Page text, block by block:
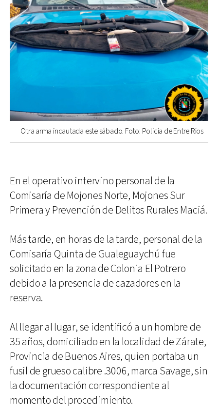
Otra arma incautada este sábado. Foto: Policía de Entre Ríos
En el operativo intervino personal de la
Comisaría de Mojones Norte, Mojones Sur
Primera y Prevención de Delitos Rurales Maciá.
Más tarde, en horas de la tarde, personal de la
Comisaría Quinta de Gualeguaychú fue
solicitado en la zona de Colonia El Potrero
debido a la presencia de cazadores en la
reserva.
Al llegar al lugar, se identificó a un hombre de
35 años, domiciliado en la localidad de Zárate,
Provincia de Buenos Aires, quien portaba un
fusil de grueso calibre .3006, marca Savage, sin
la documentación correspondiente al
momento del procedimiento.